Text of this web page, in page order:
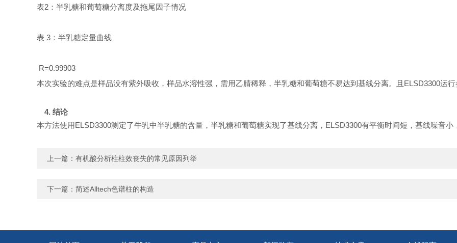
表2： 半乳糖和葡萄糖分离度及拖尾因子情况
表 3： 半乳糖定量曲线
R=0.99903
本次实验的难点是样品没有紫外吸收 ，样品水溶性强，需用乙腈稀释， 半乳糖和葡萄糖不易达到基线分离。 且ELSD3300运行
4.结论
本方法使用ELSD3300测定了牛乳中半乳糖的含量， 半乳糖和葡萄糖实现了基线分离， ELSD3300有平衡时间短，基线噪音小
上一篇： 有机酸分析柱柱效丧失的常见原因列举
下一篇： 简述Alltech色谱柱的构造